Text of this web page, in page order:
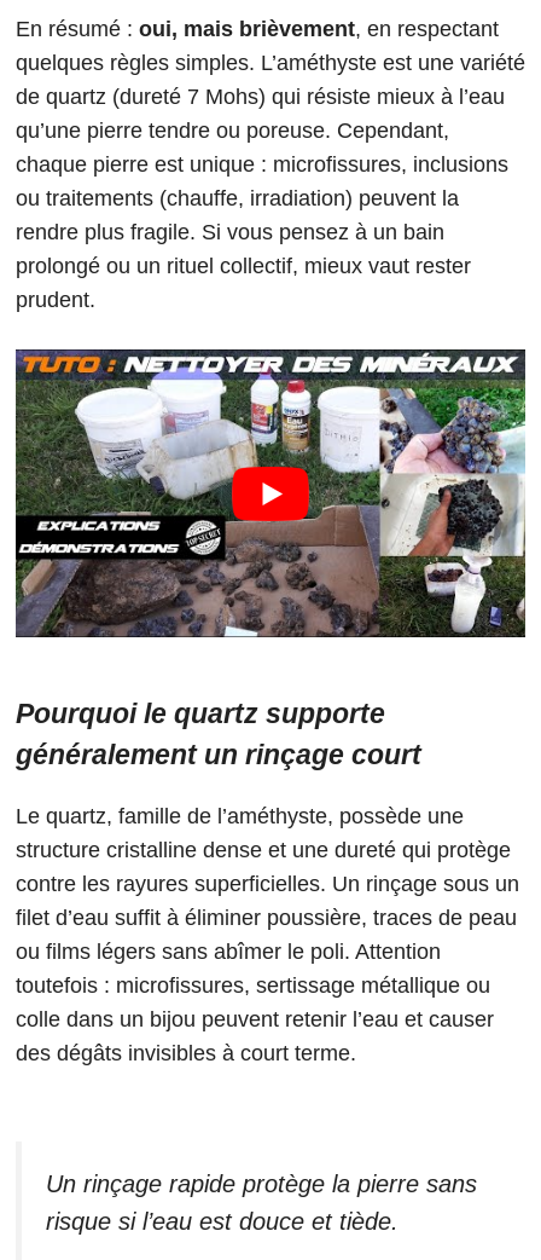
En résumé : oui, mais brièvement, en respectant
quelques règles simples. L’améthyste est une variété
de quartz (dureté 7 Mohs) qui résiste mieux à l’eau
qu’une pierre tendre ou poreuse. Cependant,
chaque pierre est unique : microfissures, inclusions
ou traitements (chauffe, irradiation) peuvent la
rendre plus fragile. Si vous pensez à un bain
prolongé ou un rituel collectif, mieux vaut rester
prudent.
Pourquoi le quartz supporte
généralement un rinçage court
Le quartz, famille de l’améthyste, possède une
structure cristalline dense et une dureté qui protège
contre les rayures superficielles. Un rinçage sous un
filet d’eau suffit à éliminer poussière, traces de peau
ou films légers sans abîmer le poli. Attention
toutefois : microfissures, sertissage métallique ou
colle dans un bijou peuvent retenir l’eau et causer
des dégâts invisibles à court terme.
Un rinçage rapide protège la pierre sans
risque si l’eau est douce et tiède.